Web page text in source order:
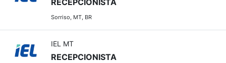
RECEPCIONISTA
Sorriso, MT, BR
IEL MT
RECEPCIONISTA